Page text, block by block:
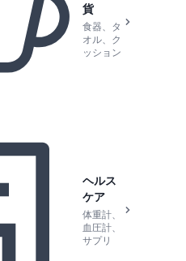
貨
食器、タ
オル、ク
ッション
ヘルス
ケア
体重計、
血圧計、
サプリ